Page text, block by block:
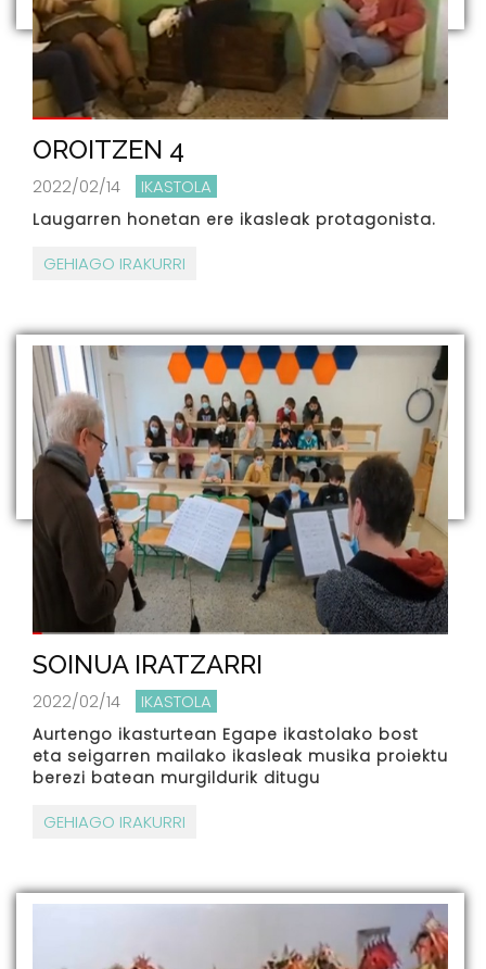
OROITZEN 4
2022/02/14 IKASTOLA
Laugarren honetan ere ikasleak protagonista.
GEHIAGO IRAKURRI
SOINUA IRATZARRI
2022/02/14 IKASTOLA
Aurtengo ikasturtean Egape ikastolako bost
eta seigarren mailako ikasleak musika proiektu
berezi batean murgildurik ditugu
GEHIAGO IRAKURRI